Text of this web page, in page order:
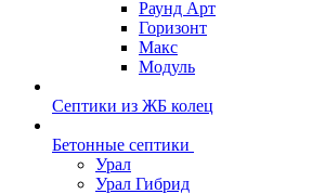
Раунд Арт
Горизонт
Макс
Модуль
Септики из ЖБ колец
Бетонные септики
Урал
Урал Гибрид